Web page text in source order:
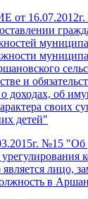
16.07.2012г.
и
доходах, об
своих
детей"
№15 "Об
является лицо,
в